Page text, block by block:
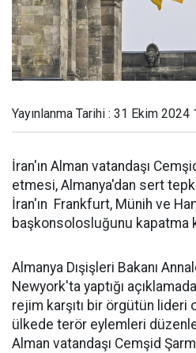
Yayınlanma Tarihi : 31 Ekim 2024
İran'ın Alman vatandaşı
etmesi, Almanya'dan sert
İran'ın Frankfurt, Münih ve
başkonsolosluğunu kapatma
Almanya Dışişleri Bakanı
Newyork'ta yaptığı
rejim karşıtı bir örgütün lideri
ülkede terör eylemleri
Alman vatandaşı Cemşid